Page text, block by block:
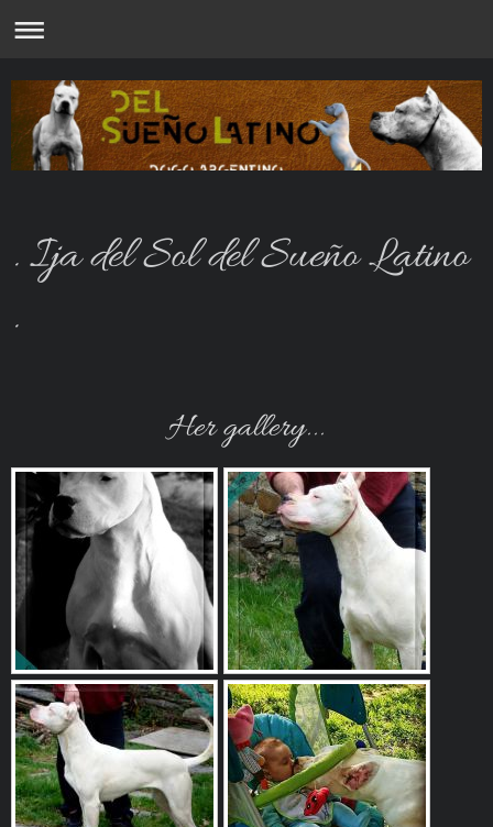
. Ija del Sol del Sueño Latino
.
Her gallery...